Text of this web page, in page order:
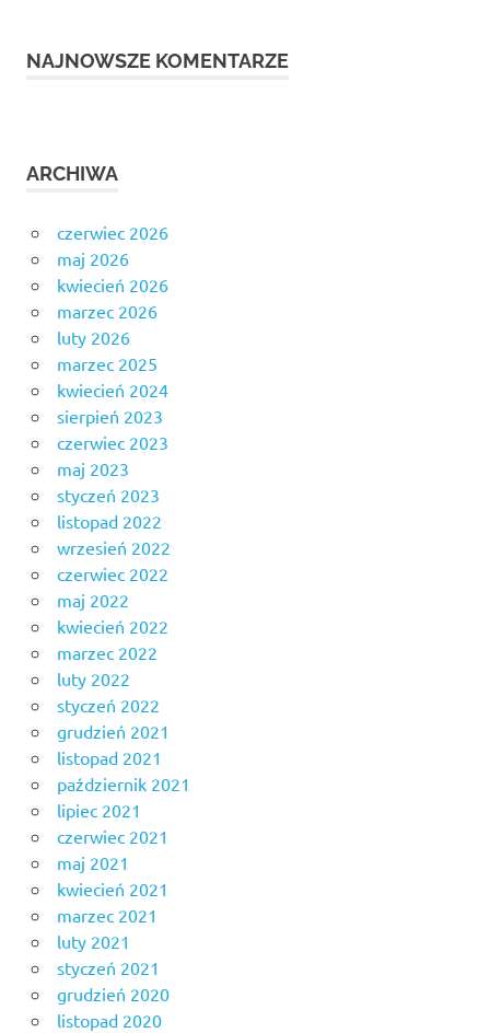
NAJNOWSZE KOMENTARZE
ARCHIWA
czerwiec 2026
maj 2026
kwiecień 2026
marzec 2026
luty 2026
marzec 2025
kwiecień 2024
sierpień 2023
czerwiec 2023
maj 2023
styczeń 2023
listopad 2022
wrzesień 2022
czerwiec 2022
maj 2022
kwiecień 2022
marzec 2022
luty 2022
styczeń 2022
grudzień 2021
listopad 2021
październik 2021
lipiec 2021
czerwiec 2021
maj 2021
kwiecień 2021
marzec 2021
luty 2021
styczeń 2021
grudzień 2020
listopad 2020